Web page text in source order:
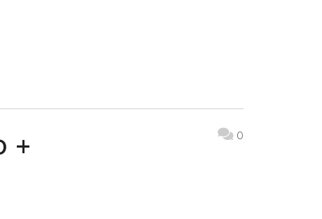
+
0